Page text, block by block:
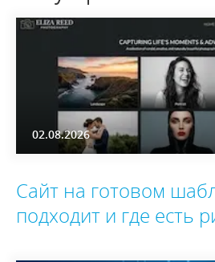
02.08.2026
Сайт на готовом
подходит и где есть